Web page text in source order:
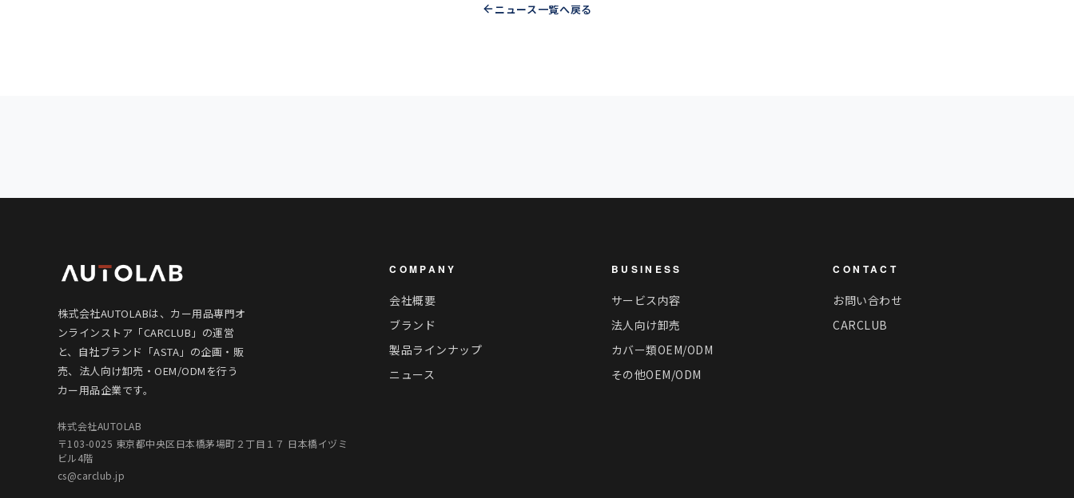
ニュース一覧へ戻る
株式会社AUTOLABは、カー用品専門オ
ンラインストア「CARCLUB」の運営
と、自社ブランド「ASTA」の企画・販
売、法人向け卸売・OEM/ODMを行う
カー用品企業です。
株式会社AUTOLAB
〒103-0025 東京都中央区日本橋茅場町２丁目１７ 日本橋イヅミ
ビル4階
cs@carclub.jp
COMPANY
会社概要
ブランド
製品ラインナップ
ニュース
BUSINESS
サービス内容
法人向け卸売
カバー類OEM/ODM
その他OEM/ODM
CONTACT
お問い合わせ
CARCLUB